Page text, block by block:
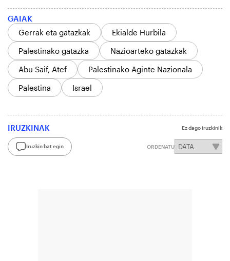
GAIAK
Gerrak eta gatazkak
Ekialde Hurbila
Palestinako gatazka
Nazioarteko gatazkak
Abu Saif, Atef
Palestinako Aginte Nazionala
Palestina
Israel
IRUZKINAK Ez dago iruzkinik
Iruzkin bat egin ORDENATU